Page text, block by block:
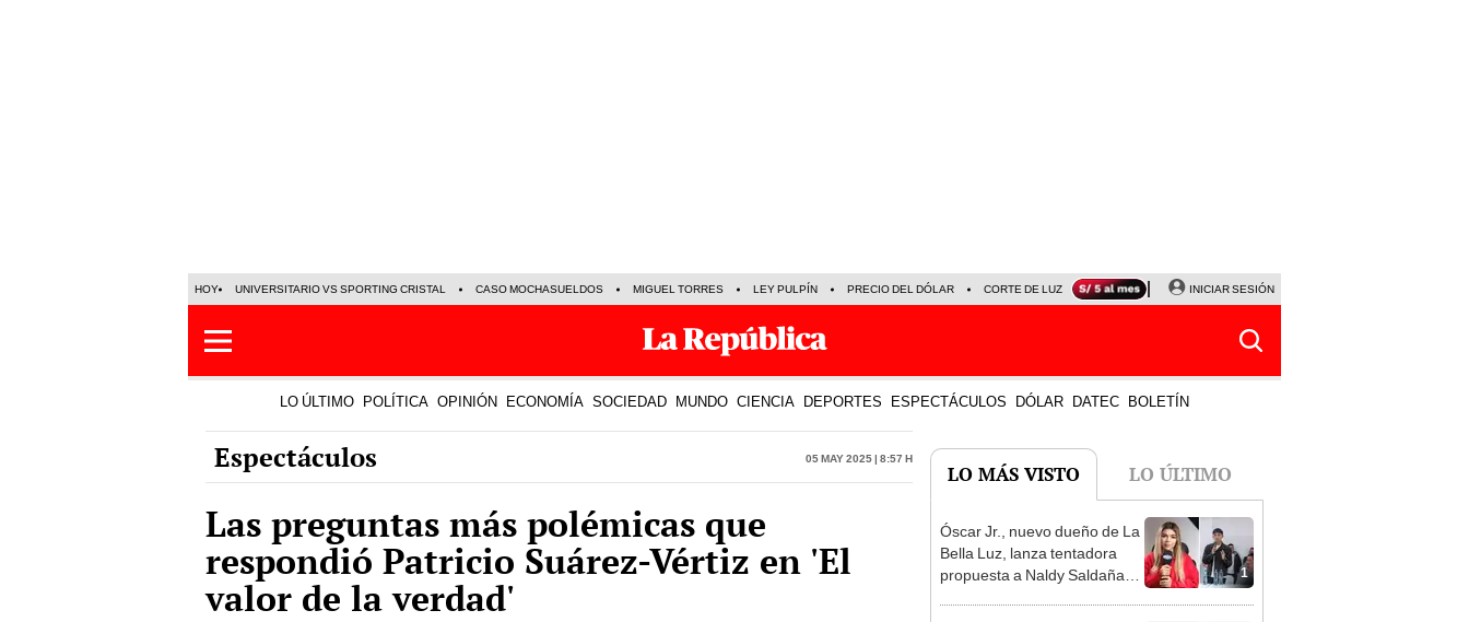
HOY UNIVERSITARIO VS SPORTING CRISTAL CASO MOCHASUELDOS MIGUEL TORRES LEY PULPÍN PRECIO DEL DÓLAR CORTE DE LUZ VIERNES 7 DE AGOSTO ALBERTO BENAVIDES
INICIAR SESIÓN
LO ÚLTIMO POLÍTICA OPINIÓN ECONOMÍA SOCIEDAD MUNDO CIENCIA DEPORTES ESPECTÁCULOS DÓLAR DATEC BOLETÍN
Espectáculos 05 May 2025 | 8:57 h
Las preguntas más polémicas que
respondió Patricio Suárez-Vértiz en 'El
valor de la verdad'
LO MÁS VISTO LO ÚLTIMO
1
Óscar Jr., nuevo dueño de La
Bella Luz, lanza tentadora
propuesta a Naldy Saldaña